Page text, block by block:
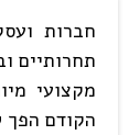
חברות
תחרותיים
מקצועי
הקודם הפך